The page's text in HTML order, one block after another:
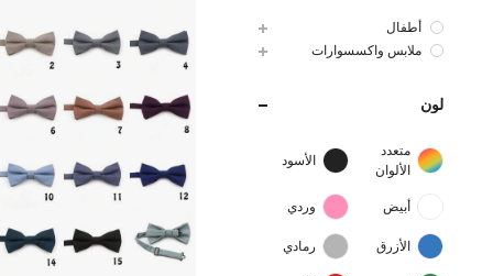
أطفال
ملابس واكسسوارات
لون
متعدد
الألوان
الأسود
أبيض وردي
الأزرق رمادي